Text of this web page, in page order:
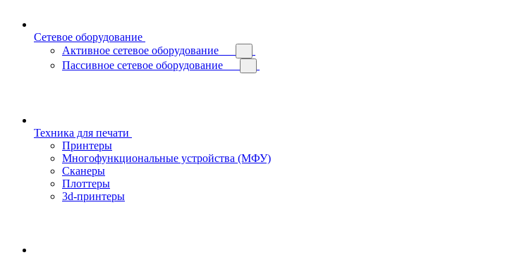
Сетевое оборудование
Активное сетевое оборудование
Пассивное сетевое оборудование
Техника для печати
Принтеры
Многофункциональные устройства (МФУ)
Сканеры
Плоттеры
3d-принтеры